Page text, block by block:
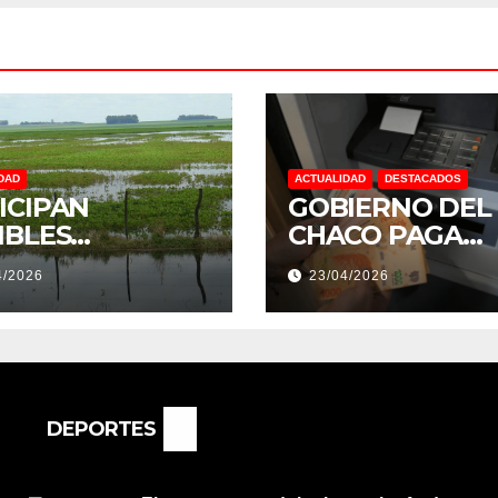
Y
2026
ACTUALIDAD DESTACADOS
GOBIERNO DEL
CHACO PAGA
SUELDOS EL 29
DE ABRIL, CON
2% DE
23/04/2026
DEPORTES